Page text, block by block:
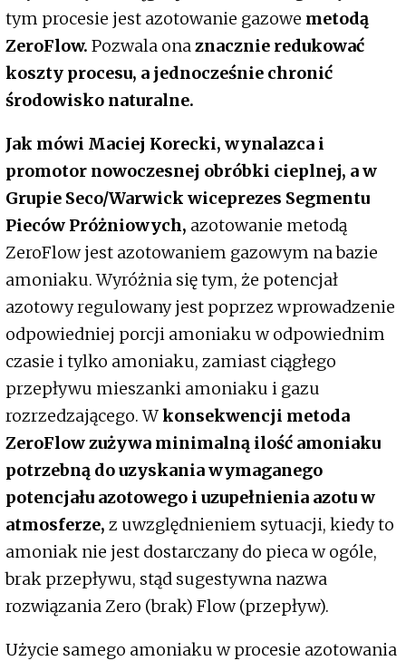
tym procesie jest azotowanie gazowe metodą
ZeroFlow. Pozwala onaznacznie redukować
koszty procesu, a jednocześnie chronić
środowisko naturalne.
Jak mówi Maciej Korecki, wynalazca i
promotor nowoczesnej obróbki cieplnej, a w
Grupie Seco/Warwick wiceprezes Segmentu
Pieców Próżniowych, azotowanie metodą
ZeroFlow jest azotowaniem gazowym na bazie
amoniaku. Wyróżnia się tym, że potencjał
azotowy regulowany jest poprzez wprowadzenie
odpowiedniej porcji amoniaku w odpowiednim
czasie i tylko amoniaku, zamiast ciągłego
przepływu mieszanki amoniaku i gazu
rozrzedzającego. Wkonsekwencji metoda
ZeroFlow zużywa minimalną ilość amoniaku
potrzebną do uzyskania wymaganego
potencjału azotowego i uzupełnienia azotu w
atmosferze, z uwzględnieniem sytuacji, kiedy to
amoniak nie jest dostarczany do pieca w ogóle,
brak przepływu, stąd sugestywna nazwa
rozwiązania Zero (brak) Flow (przepływ).
Użycie samego amoniaku w procesie azotowania